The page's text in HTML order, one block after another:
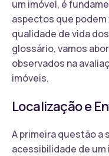
um imóvel, é
aspectos que
qualidade de vida
glossário, vamos
observados na
imóveis.
Localização e
A primeira questão a
acessibilidade de um